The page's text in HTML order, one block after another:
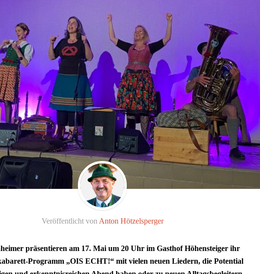
Veröffentlicht von Anton Hötzelsperger
präsentieren am 17. Mai um 20 Uhr im Gasthof Höhensteiger ihr
Programm „OIS ECHT!“ mit vielen neuen Liedern, die Potential